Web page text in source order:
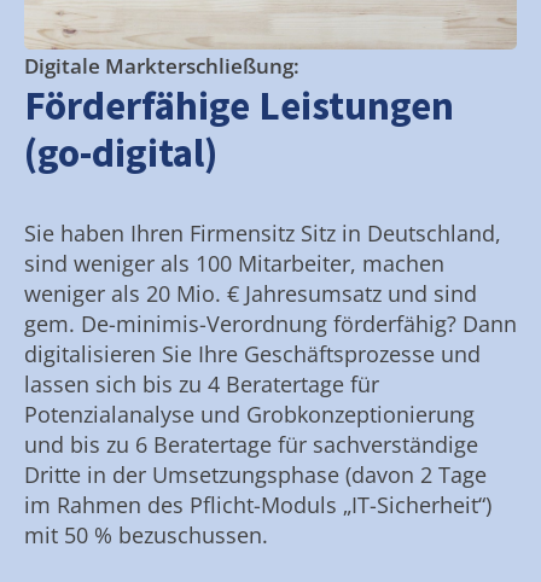
Digitale Markterschließung:
Förderfähige Leistungen
(go-digital)
Sie haben Ihren Firmensitz Sitz in Deutschland,
sind weniger als 100 Mitarbeiter, machen
weniger als 20 Mio. € Jahresumsatz und sind
gem. De-minimis-Verordnung förderfähig? Dann
digitalisieren Sie Ihre Geschäftsprozesse und
lassen sich bis zu 4 Beratertage für
Potenzialanalyse und Grobkonzeptionierung
und bis zu 6 Beratertage für sachverständige
Dritte in der Umsetzungsphase (davon 2 Tage
im Rahmen des Pflicht-Moduls „IT-Sicherheit“)
mit 50 % bezuschussen.